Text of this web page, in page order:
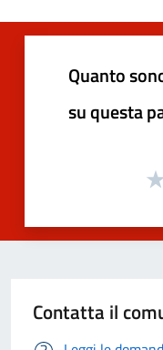
Quanto
su questa
Contatta il